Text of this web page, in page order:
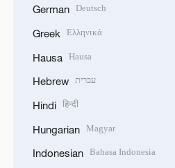
German Deutsch
Greek Ελληνικά
Hausa Hausa
Hebrew עברית
Hindi हिन्दी
Hungarian Magyar
Indonesian Bahasa Indonesia